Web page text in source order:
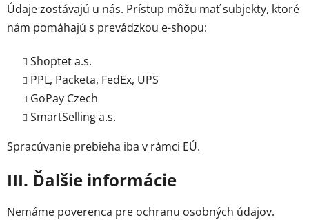
Údaje zostávajú u nás. Prístup môžu mať subjekty, ktoré
nám pomáhajú s prevádzkou e-shopu:
Shoptet a.s.
PPL, Packeta, FedEx, UPS
GoPay Czech
SmartSelling a.s.
Spracúvanie prebieha iba v rámci EÚ.
III. Ďalšie informácie
Nemáme poverenca pre ochranu osobných údajov.